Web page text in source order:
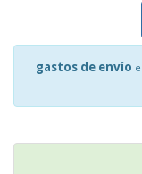
gastos de envío